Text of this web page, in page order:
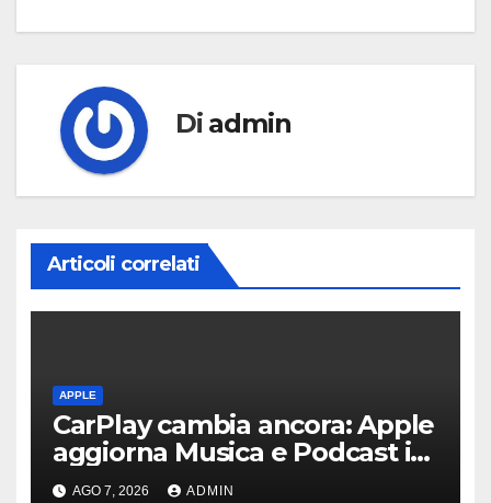
Di admin
Articoli correlati
APPLE
CarPlay cambia ancora: Apple
aggiorna Musica e Podcast in
auto
AGO 7, 2026 ADMIN